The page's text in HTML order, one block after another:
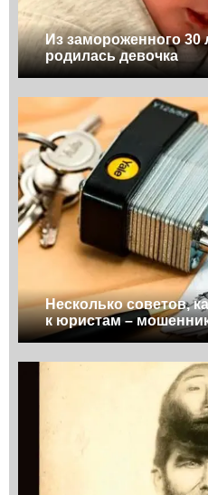
Из замороженного 30
родилась девочка
Несколько советов,
к юристам –